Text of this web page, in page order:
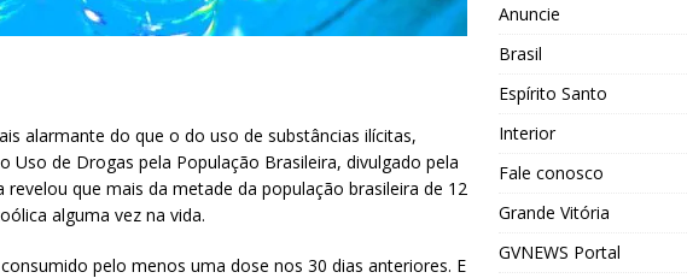
alarmante do que o do uso de substâncias ilícitas,
Uso de Drogas pela População Brasileira, divulgado pela
revelou que mais da metade da população brasileira de 12
alguma vez na vida.
pelo menos uma dose nos 30 dias anteriores. E
Anuncie
Brasil
Espírito Santo
Interior
Fale conosco
Grande Vitória
GVNEWS Portal